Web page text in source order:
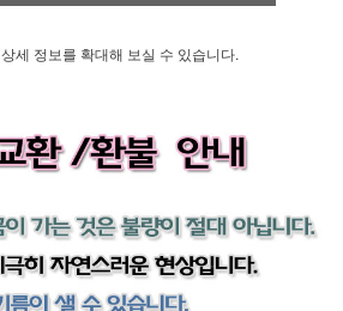
상세 정보를 확대해 보실 수 있습니다.